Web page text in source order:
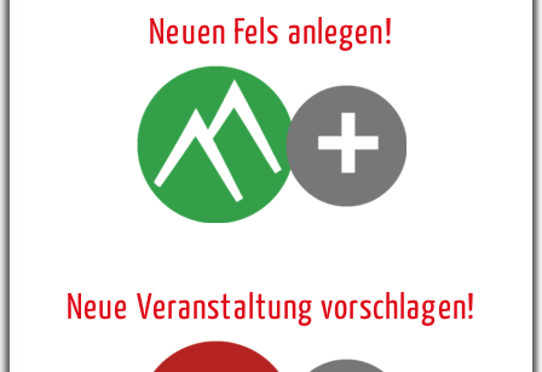
Neuen Fels anlegen!
Neue Veranstaltung vorschlagen!